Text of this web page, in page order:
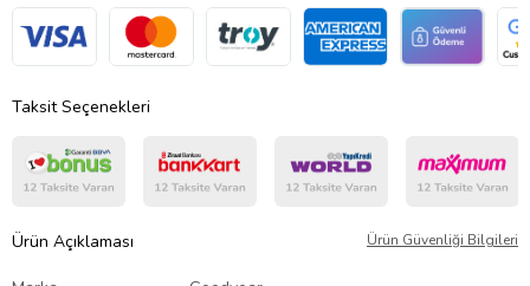
Taksit Seçenekleri
Ürün Açıklaması Ürün Güvenliği Bilgileri